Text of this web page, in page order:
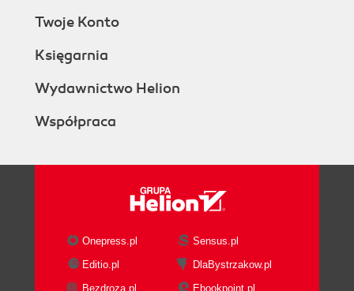
Twoje Konto
Księgarnia
Wydawnictwo Helion
Współpraca
Onepress.pl
Sensus.pl
Editio.pl
DlaBystrzakow.pl
Bezdroza.pl
Ebookpoint.pl